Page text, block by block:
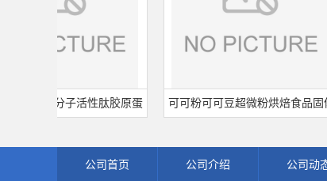
肽小分子活性肽胶原蛋 可可粉可可豆超微粉烘焙食品固体
公司首页 公司介绍 公司动